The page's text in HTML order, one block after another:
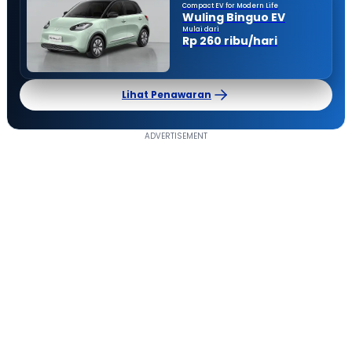
Compact EV for Modern Life
Wuling Binguo EV
Mulai dari
Rp 260 ribu/hari
Lihat Penawaran